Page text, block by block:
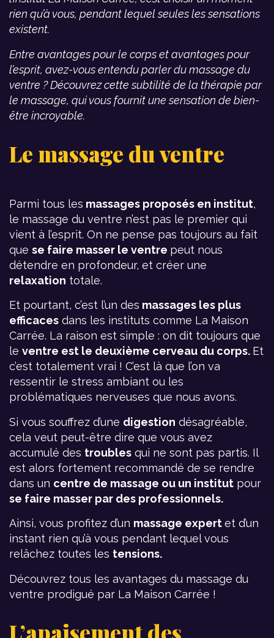
rien qu’à vous, pendant lequel seules les sensations
existent.
Entre avantages pour le corps et avantages pour
l’esprit, avez-vous entendu parler du massage du
ventre ? Découvrez cette subtilité de la thérapie par
le massage, qui vous fournit une sensation de bien-
être incroyable.
Le massage du ventre
Parmi tous les massages proposés en institut,
le massage du ventre n’est pas le premier qui
vient à l’esprit. On ne pense pas toujours au fait
que se faire masser le ventre peut nous
détendre en profondeur, et créer une
relaxation totale.
Et pourtant, c’est l’un des massages les plus
efficaces dans les instituts comme La Maison
Carrée. La raison est simple : on dit toujours que
le ventre est le deuxième cerveau du corps. Et
c’est totalement vrai ! C’est là que l’on va
ressentir le stress ambiant ou les
problématiques nerveuses que nous avons.
Si vous souffrez d’une digestion désagréable,
cela veut peut-être dire que vous avez
accumulé des troubles qui ne sont pas partis. Il
est alors fortement recommandé de se rendre
dans un centre de massage ou un institut pour
se faire masser par des professionnels.
Ainsi, vous profitez d’un massage expertet d’un
instant rien qu’à vous pendant lequel vous
relâchez toutes les tensions.
Découvrez tous les avantages du massage du
ventre prodigué par La Maison Carrée !
L’apaisement des